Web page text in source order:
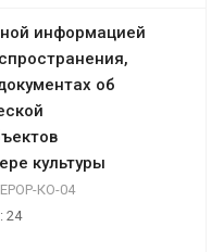
информацией
об
культуры
КО-04
24